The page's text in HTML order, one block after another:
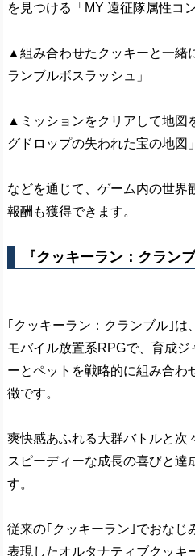
を見つける「MY 遠征隊属性コ
▲組み合わせたクッキーと一緒
ランブルボスラッシュ」
▲ミッションをクリアして地図
グドロップの失われた宝の地図」
などを通じて、ゲーム内の世界
報酬も獲得できます。
『クッキーラン：クラン
｢クッキーラン：クランブル｣は
モバイル放置系RPGで、育成
ーとペットを戦略的に組み合わ
徴です。
爽快感あふれる大群バトルと次
スピーディーな成長の喜びと達
す。
従来の｢クッキーラン｣でおなじ
表現したオルタナティブクッキ